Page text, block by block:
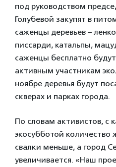
под руководством
Голубевой закупят в
саженцы деревьев –
писсарди, катальпы,
саженцы бесплатно
активным участникам
ноябре деревья будут
скверах и парках города.
По словам активистов, с
экосубботой
свалки меньше, а город
увеличивается. «Наш